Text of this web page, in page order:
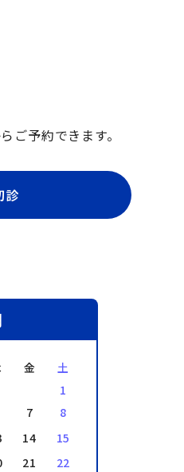
ご予約できます。
診
金
土
1
7
8
14
15
21
22